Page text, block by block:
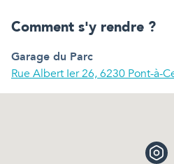
Comment s'y rendre ?
Garage du Parc
Rue Albert Ier 26, 6230 Pont-à-